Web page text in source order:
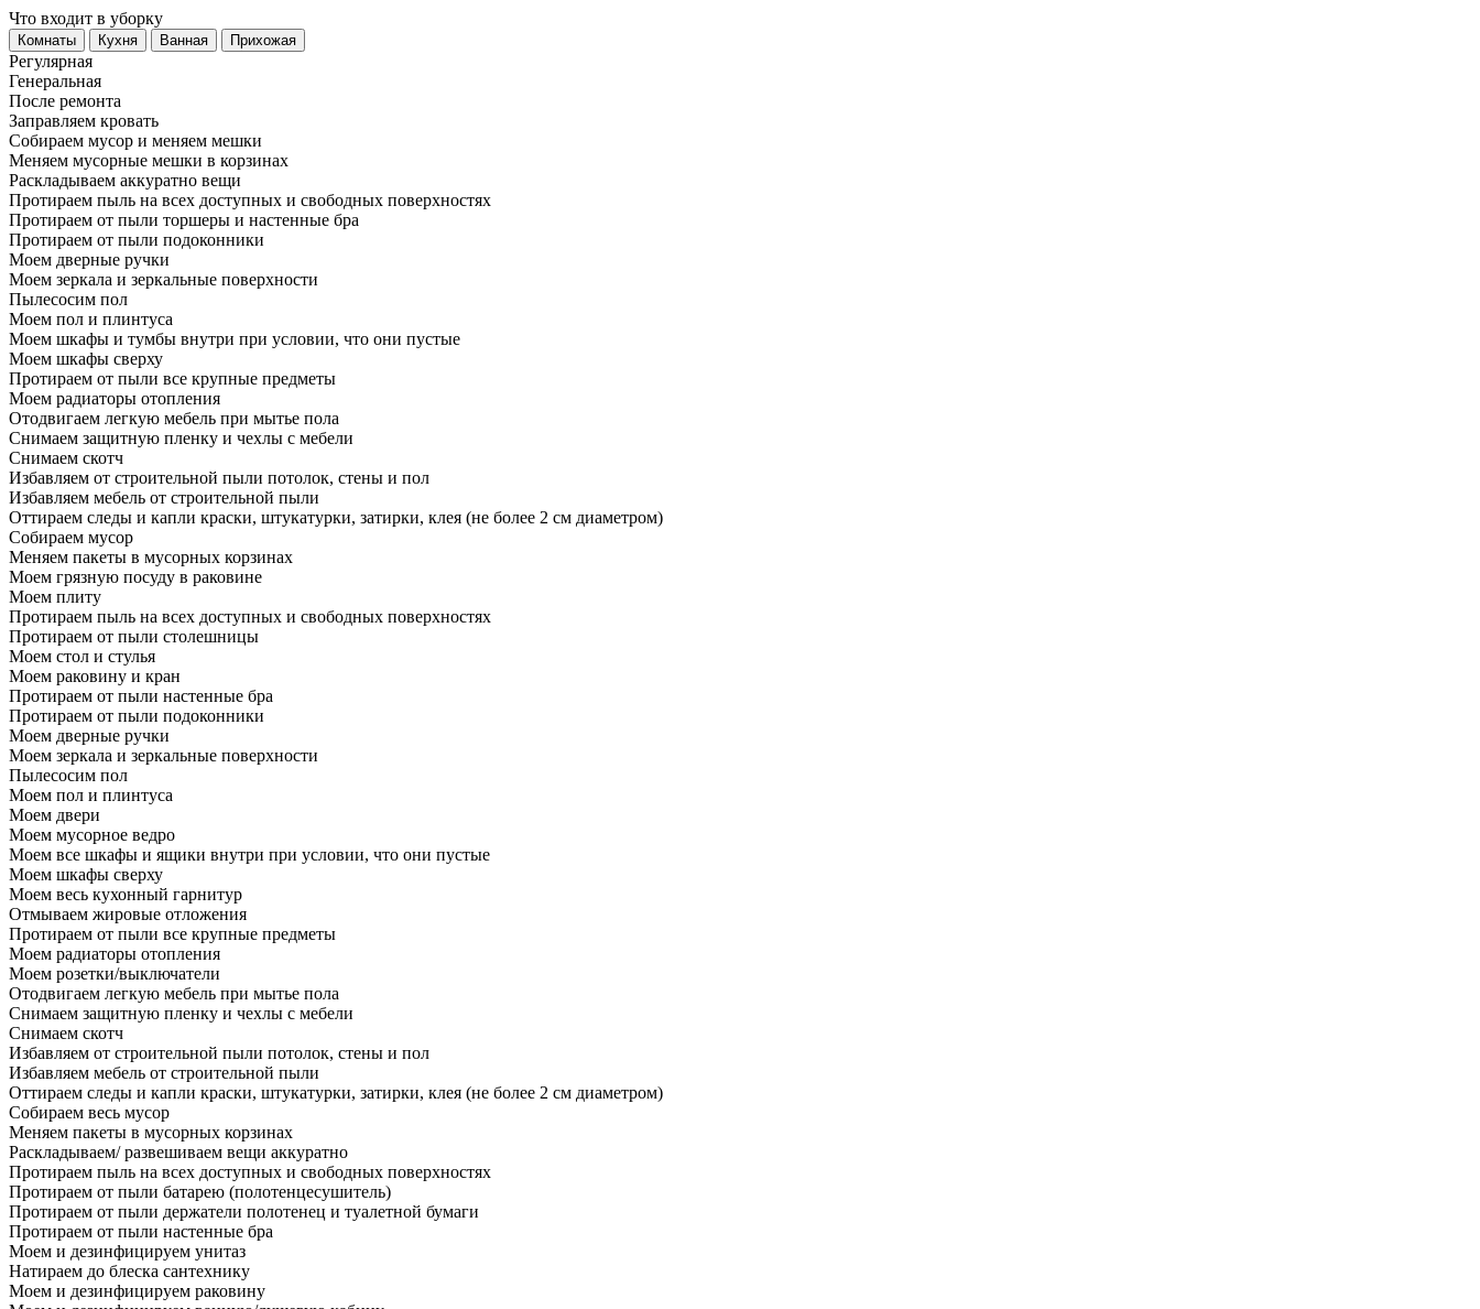
Что входит в уборку
Регу­лярная
Гене­ральная
После ремонта
Заправляем кровать
Собираем мусор и меняем мешки
Меняем мусорные мешки в корзинах
Раскладываем аккуратно вещи
Протираем пыль на всех доступных и свободных поверхностях
Протираем от пыли торшеры и настенные бра
Протираем от пыли подоконники
Моем дверные ручки
Моем зеркала и зеркальные поверхности
Пылесосим пол
Моем пол и плинтуса
Моем шкафы и тумбы внутри при условии, что они пустые
Моем шкафы сверху
Протираем от пыли все крупные предметы
Моем радиаторы отопления
Отодвигаем легкую мебель при мытье пола
Снимаем защитную пленку и чехлы с мебели
Снимаем скотч
Избавляем от строительной пыли потолок, стены и пол
Избавляем мебель от строительной пыли
Оттираем следы и капли краски, штукатурки, затирки, клея (не более 2 см диаметром)
Собираем мусор
Меняем пакеты в мусорных корзинах
Моем грязную посуду в раковине
Моем плиту
Протираем пыль на всех доступных и свободных поверхностях
Протираем от пыли столешницы
Моем стол и стулья
Моем раковину и кран
Протираем от пыли настенные бра
Протираем от пыли подоконники
Моем дверные ручки
Моем зеркала и зеркальные поверхности
Пылесосим пол
Моем пол и плинтуса
Моем двери
Моем мусорное ведро
Моем все шкафы и ящики внутри при условии, что они пустые
Моем шкафы сверху
Моем весь кухонный гарнитур
Отмываем жировые отложения
Протираем от пыли все крупные предметы
Моем радиаторы отопления
Моем розетки/выключатели
Отодвигаем легкую мебель при мытье пола
Снимаем защитную пленку и чехлы с мебели
Снимаем скотч
Избавляем от строительной пыли потолок, стены и пол
Избавляем мебель от строительной пыли
Оттираем следы и капли краски, штукатурки, затирки, клея (не более 2 см диаметром)
Собираем весь мусор
Меняем пакеты в мусорных корзинах
Раскладываем/ развешиваем вещи аккуратно
Протираем пыль на всех доступных и свободных поверхностях
Протираем от пыли батарею (полотенцесушитель)
Протираем от пыли держатели полотенец и туалетной бумаги
Протираем от пыли настенные бра
Моем и дезинфицируем унитаз
Натираем до блеска сантехнику
Моем и дезинфицируем раковину